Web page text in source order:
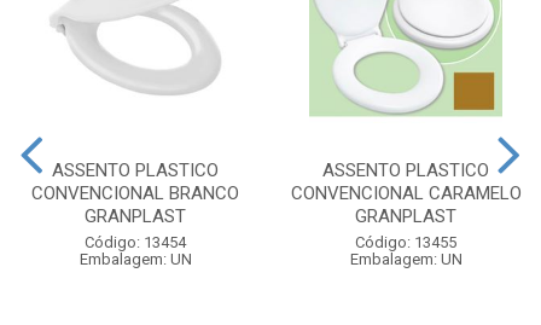
ASSENTO PLASTICO
CONVENCIONAL BRANCO
GRANPLAST
Código: 13454
Embalagem: UN
ASSENTO PLASTICO
CONVENCIONAL CARAMELO
GRANPLAST
Código: 13455
Embalagem: UN